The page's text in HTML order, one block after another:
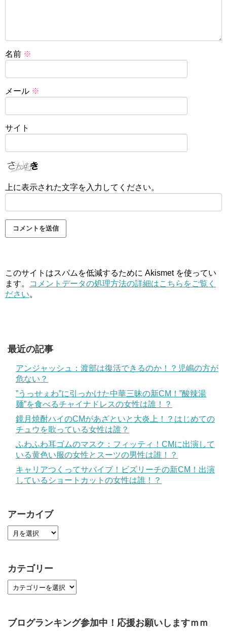
名前 ※
メール ※
サイト
上に表示された文字を入力してください。
このサイトはスパムを低減するために Akismet を使ってい
ます。
コメントデータの処理方法の詳細はこちらをご覧く
ださい。
最近の記事
アンジャッシュ：渡部は復活できるのか！？児嶋の方が
危ない？
”うっせぇわ”に引っかけた中華三昧の新CM！”酸辣湯
麺”を食べるチャイナドレスの女性は誰！？
鏡月焼酎ハイのCMがあざといと大炎上！？はじめての
チュウを歌っている女性は誰？
ふわふわ耳ゴムのマスク：フィッティ！CMに出演して
いる黄色い服の女性とスーツの男性は誰！？
キャリアつくってサバイブ！ビズリーチの新CM！出演
しているショートカットの女性は誰！？
アーカイブ
カテゴリー
ブログランキング参加中！応援お願いしますｍｍ